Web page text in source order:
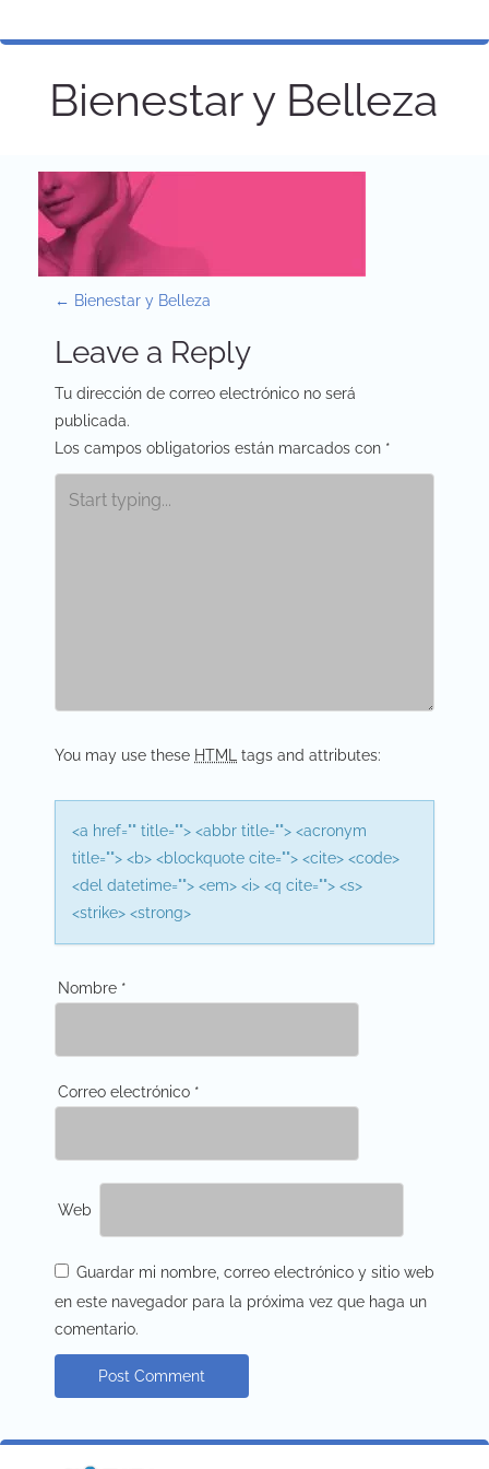
Bienestar y Belleza
P
o
s
t
n
a
t
i
o
n
← Bienestar y Belleza
Leave a Reply
Tu dirección de correo electrónico no será
publicada.
Los campos obligatorios están marcados con *
You may use these HTML tags and attributes:
<a href="" title=""> <abbr title=""> <acronym
title=""> <b> <blockquote cite=""> <cite> <code>
<del datetime=""> <em> <i> <q cite=""> <s>
<strike> <strong>
Nombre *
Correo electrónico *
Web
Guardar mi nombre, correo electrónico y sitio web
en este navegador para la próxima vez que haga un
comentario.